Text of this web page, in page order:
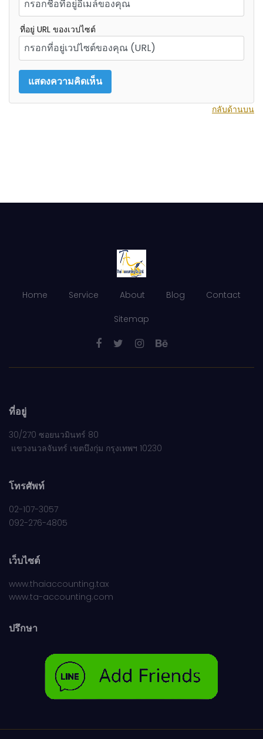
ที่อยู่ URL ของเวปไซต์
กลับด้านบน
Home Service About Blog Contact
Sitemap
ที่อยู่
30/270 ซอยนวมินทร์ 80
แขวงนวลจันทร์ เขตบึงกุ่ม กรุงเทพฯ 10230
โทรศัพท์
02-107-3057
092-276-4805
เว็บไซต์
www.thaiaccounting.tax
www.ta-accounting.com
ปรึกษา